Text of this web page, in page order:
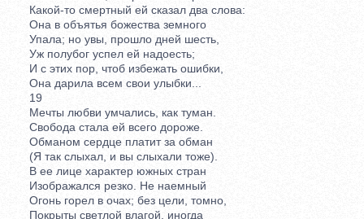
Какой-то смертный ей сказал два слова:
Она в объятья божества земного
Упала; но увы, прошло дней шесть,
Уж полубог успел ей надоесть;
И с этих пор, чтоб избежать ошибки,
Она дарила всем свои улыбки...
19
Мечты любви умчались, как туман.
Свобода стала ей всего дороже.
Обманом сердце платит за обман
(Я так слыхал, и вы слыхали тоже).
В ее лице характер южных стран
Изображался резко. Не наемный
Огонь горел в очах; без цели, томно,
Покрыты светлой влагой, иногда